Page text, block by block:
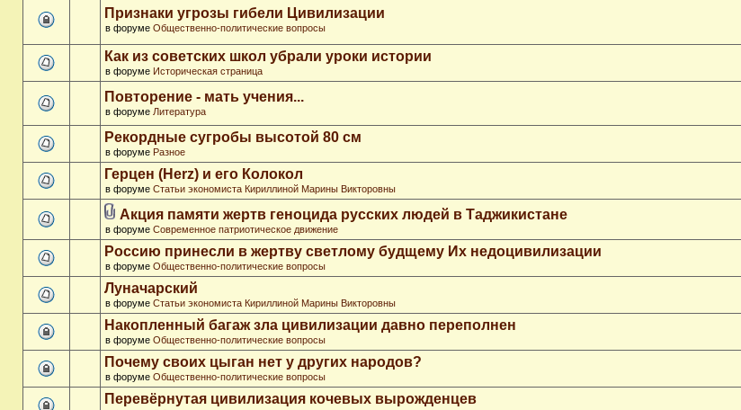
Признаки угрозы гибели Цивилизации
в форуме Общественно-политические вопросы
Как из советских школ убрали уроки истории
в форуме Историческая страница
Повторение - мать учения...
в форуме Литература
Рекордные сугробы высотой 80 см
в форуме Разное
Герцен (Herz) и его Колокол
в форуме Статьи экономиста Кириллиной Марины Викторовны
Акция памяти жертв геноцида русских людей в Таджикистане
в форуме Современное патриотическое движение
Россию принесли в жертву светлому будщему Их недоцивилизации
в форуме Общественно-политические вопросы
Луначарский
в форуме Статьи экономиста Кириллиной Марины Викторовны
Накопленный багаж зла цивилизации давно переполнен
в форуме Общественно-политические вопросы
Почему своих цыган нет у других народов?
в форуме Общественно-политические вопросы
Перевёрнутая цивилизация кочевых вырожденцев